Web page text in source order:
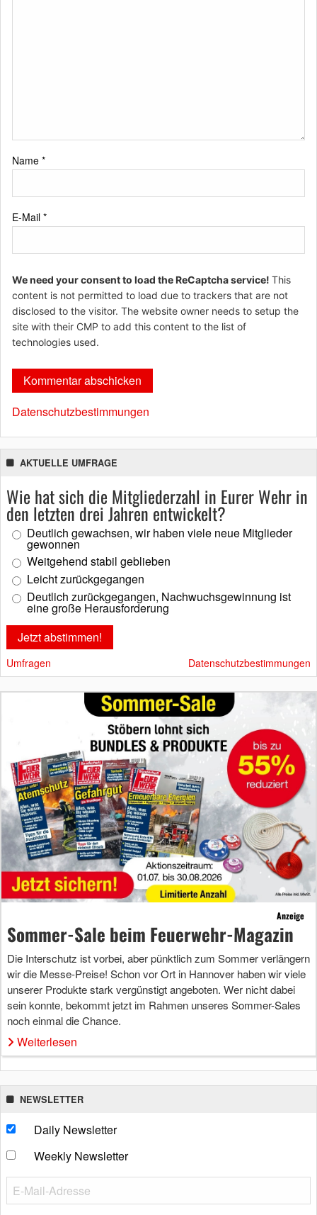
Name *
E-Mail *
We need your consent to load the ReCaptcha service! This
content is not permitted to load due to trackers that are not
disclosed to the visitor. The website owner needs to setup the
site with their CMP to add this content to the list of
technologies used.
Datenschutzbestimmungen
AKTUELLE UMFRAGE
Wie hat sich die Mitgliederzahl in Eurer Wehr in
den letzten drei Jahren entwickelt?
Deutlich gewachsen, wir haben viele neue Mitglieder
gewonnen
Weitgehend stabil geblieben
Leicht zurückgegangen
Deutlich zurückgegangen, Nachwuchsgewinnung ist
eine große Herausforderung
Umfragen Datenschutzbestimmungen
Anzeige
Sommer-Sale beim Feuerwehr-Magazin
Die Interschutz ist vorbei, aber pünktlich zum Sommer verlängern
wir die Messe-Preise! Schon vor Ort in Hannover haben wir viele
unserer Produkte stark vergünstigt angeboten. Wer nicht dabei
sein konnte, bekommt jetzt im Rahmen unseres Sommer-Sales
noch einmal die Chance.
Weiterlesen
NEWSLETTER
Daily Newsletter
Weekly Newsletter